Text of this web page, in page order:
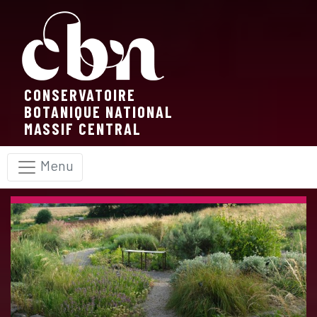
CONSERVATOIRE
BOTANIQUE NATIONAL
MASSIF CENTRAL
Menu
Panneau de gestion des cookies